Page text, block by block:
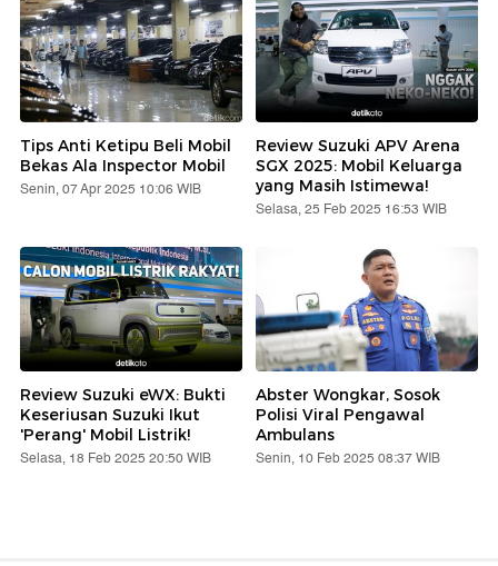
Tips Anti Ketipu Beli Mobil
Bekas Ala Inspector Mobil
Senin, 07 Apr 2025 10:06 WIB
Review Suzuki APV Arena
SGX 2025: Mobil Keluarga
yang Masih Istimewa!
Selasa, 25 Feb 2025 16:53 WIB
Review Suzuki eWX: Bukti
Keseriusan Suzuki Ikut
'Perang' Mobil Listrik!
Selasa, 18 Feb 2025 20:50 WIB
Abster Wongkar, Sosok
Polisi Viral Pengawal
Ambulans
Senin, 10 Feb 2025 08:37 WIB